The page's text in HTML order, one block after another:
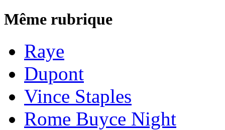
Même rubrique
Raye
Dupont
Vince Staples
Rome Buyce Night